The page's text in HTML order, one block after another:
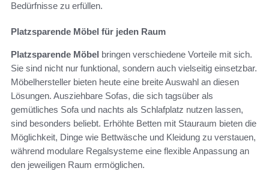
Bedürfnisse zu erfüllen.
Platzsparende Möbel für jeden Raum
Platzsparende Möbel bringen verschiedene Vorteile mit sich.
Sie sind nicht nur funktional, sondern auch vielseitig einsetzbar.
Möbelhersteller bieten heute eine breite Auswahl an diesen
Lösungen. Ausziehbare Sofas, die sich tagsüber als
gemütliches Sofa und nachts als Schlafplatz nutzen lassen,
sind besonders beliebt. Erhöhte Betten mit Stauraum bieten die
Möglichkeit, Dinge wie Bettwäsche und Kleidung zu verstauen,
während modulare Regalsysteme eine flexible Anpassung an
den jeweiligen Raum ermöglichen.